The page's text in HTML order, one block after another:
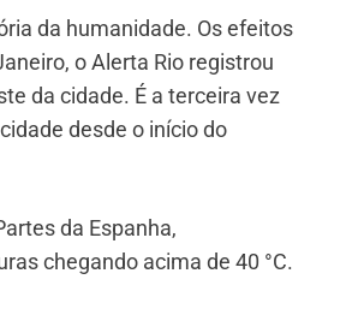
da humanidade. Os efeitos
o Alerta Rio registrou
da cidade. É a terceira vez
desde o início do
da Espanha,
chegando acima de 40 °C.